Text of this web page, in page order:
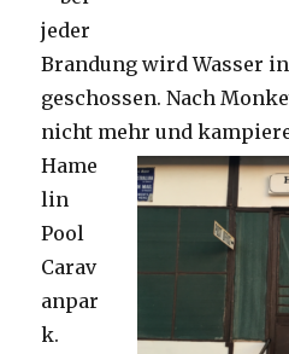
jeder
Brandung wird Wasser
geschossen. Nach
nicht mehr und
Hame
lin
Pool
Carav
anpar
k.